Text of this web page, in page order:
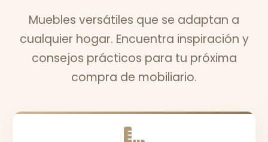
Muebles versátiles que se adaptan a
cualquier hogar. Encuentra inspiración y
consejos prácticos para tu próxima
compra de mobiliario.